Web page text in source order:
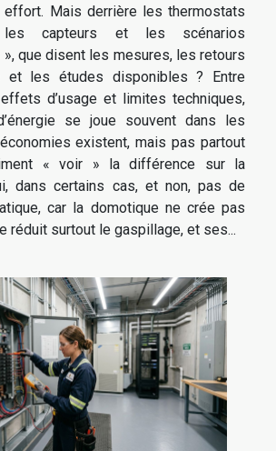
effort. Mais derrière les thermostats
les capteurs et les scénarios
que disent les mesures, les retours
et les études disponibles ? Entre
d’usage et limites techniques,
se joue souvent dans les
existent, mais pas partout
« voir » la différence sur la
dans certains cas, et non, pas de
car la domotique ne crée pas
réduit surtout le gaspillage, et ses...